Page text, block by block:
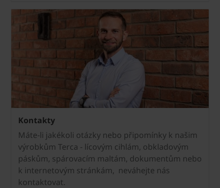
Kontakty
Máte-li jakékoli otázky nebo připomínky k našim
výrobkům Terca - lícovým cihlám, obkladovým
páskům, spárovacím maltám, dokumentům nebo
k internetovým stránkám, neváhejte nás
kontaktovat.